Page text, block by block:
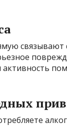
активность